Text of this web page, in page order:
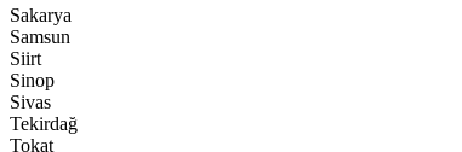
Sakarya
Samsun
Siirt
Sinop
Sivas
Tekirdağ
Tokat